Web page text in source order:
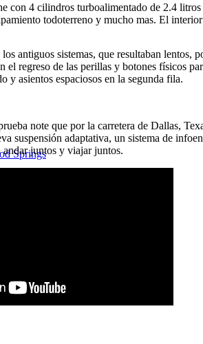
- Bello y Encantador
con 4 cilindros turboalimentado de 2.4
todoterreno y mucho mas. El
antiguos sistemas, que resultaban
el regreso de las perillas y botones físicos
y asientos espaciosos en la segunda fila.
note que por la carretera de Dallas,
suspensión adaptativa, un sistema de
andar juntos y viajar juntos.